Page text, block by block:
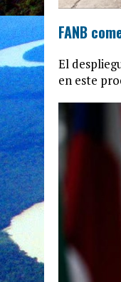
FANB
El
en este